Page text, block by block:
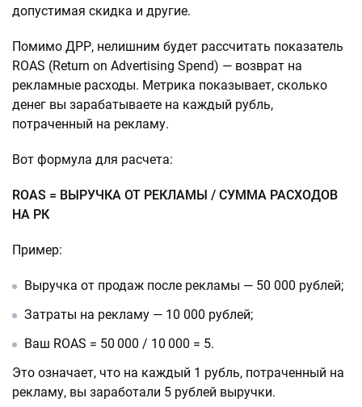
допустимая скидка и другие.
Помимо ДРР, нелишним будет рассчитать показатель
ROAS (Return on Advertising Spend) — возврат на
рекламные расходы. Метрика показывает, сколько
денег вы зарабатываете на каждый рубль,
потраченный на рекламу.
Вот формула для расчета:
ROAS = ВЫРУЧКА ОТ РЕКЛАМЫ / СУММА РАСХОДОВ
НА РК
Пример:
Выручка от продаж после рекламы — 50 000 рублей;
Затраты на рекламу — 10 000 рублей;
Ваш ROAS = 50 000 / 10 000 = 5.
Это означает, что на каждый 1 рубль, потраченный на
рекламу, вы заработали 5 рублей выручки.